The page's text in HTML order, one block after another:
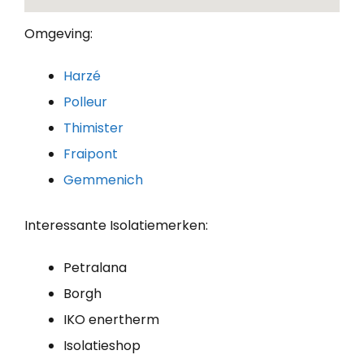
Omgeving:
Harzé
Polleur
Thimister
Fraipont
Gemmenich
Interessante Isolatiemerken:
Petralana
Borgh
IKO enertherm
Isolatieshop